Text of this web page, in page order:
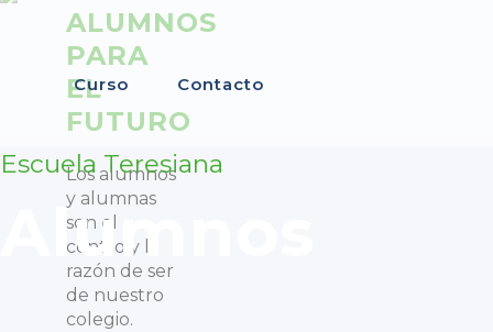
Curso Contacto
Escuela Teresiana
Alumnos
ALUMNOS
PARA
EL
FUTURO
Los alumnos
y alumnas
son el
centro y la
razón de ser
de nuestro
colegio.